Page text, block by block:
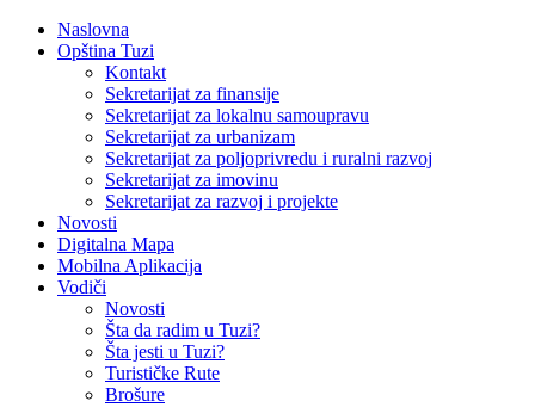
Naslovna
Opština Tuzi
Kontakt
Sekretarijat za finansije
Sekretarijat za lokalnu samoupravu
Sekretarijat za urbanizam
Sekretarijat za poljoprivredu i ruralni razvoj
Sekretarijat za imovinu
Sekretarijat za razvoj i projekte
Novosti
Digitalna Mapa
Mobilna Aplikacija
Vodiči
Novosti
Šta da radim u Tuzi?
Šta jesti u Tuzi?
Turističke Rute
Brošure